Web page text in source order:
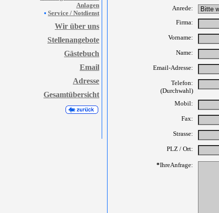
Anlagen
• Service / Notdienst
Wir über uns
Stellenangebote
Gästebuch
Email
Adresse
Gesamtübersicht
Anrede:
Firma:
Vorname:
Name:
Email-Adresse:
Telefon:
(Durchwahl)
Mobil:
Fax:
Strasse:
PLZ / Ort:
*IhreAnfrage: